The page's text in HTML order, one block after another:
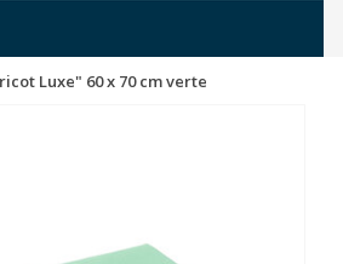
Luxe" 60 x 70 cm verte